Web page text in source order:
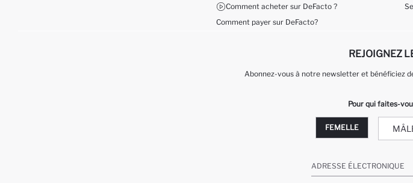
Comment acheter sur DeFacto ?
Comment payer sur DeFacto?
REJOIGNEZ
Abonnez-vous à notre newsletter et bénéficiez
Pour qui faites-
FEMELLE
ADRESSE ÉLECTRONIQUE